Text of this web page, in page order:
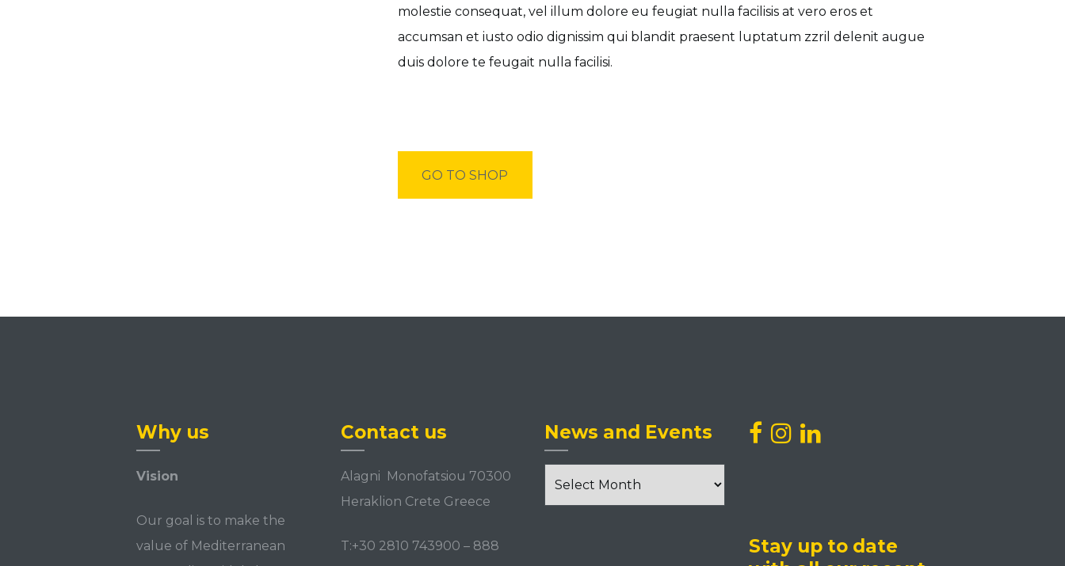
molestie consequat, vel illum dolore eu feugiat nulla facilisis at vero eros et
accumsan et iusto odio dignissim qui blandit praesent luptatum zzril delenit augue
duis dolore te feugait nulla facilisi.
GO TO SHOP
Why us
Vision
Our goal is to make the
value of Mediterranean
Contact us
Alagni Monofatsiou 70300
Heraklion Crete Greece
T:+30 2810 743900 – 888
News and Events
News
and
Stay up to date